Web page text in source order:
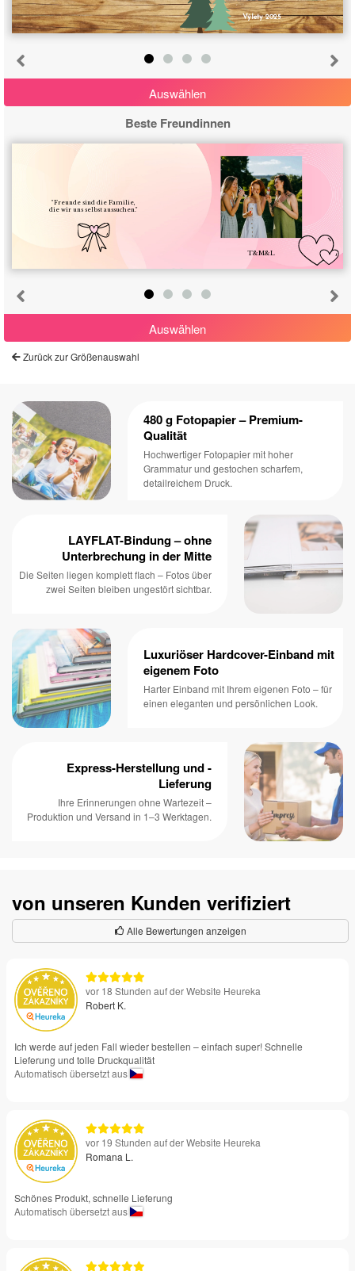
Výlety 2025
Auswählen
Beste Freundinnen
"Freunde sind die Familie,
die wir uns selbst aussuchen."
T&M&L
Auswählen
Zurück zur Größenauswahl
Abbrechen
480 g Fotopapier – Premium-
Qualität
Hochwertiger Fotopapier mit hoher
Grammatur und gestochen scharfem,
detailreichem Druck.
LAYFLAT-Bindung – ohne
Unterbrechung in der Mitte
Die Seiten liegen komplett flach – Fotos über
zwei Seiten bleiben ungestört sichtbar.
Luxuriöser Hardcover-Einband mit
eigenem Foto
Harter Einband mit Ihrem eigenen Foto – für
einen eleganten und persönlichen Look.
Express-Herstellung und -
Lieferung
Ihre Erinnerungen ohne Wartezeit –
Produktion und Versand in 1–3 Werktagen.
von unseren Kunden verifiziert
Alle Bewertungen anzeigen
vor 18 Stunden auf der Website Heureka
Robert K.
Ich werde auf jeden Fall wieder bestellen – einfach super! Schnelle
Lieferung und tolle Druckqualität
Automatisch übersetzt aus
vor 19 Stunden auf der Website Heureka
Romana L.
Schönes Produkt, schnelle Lieferung
Automatisch übersetzt aus